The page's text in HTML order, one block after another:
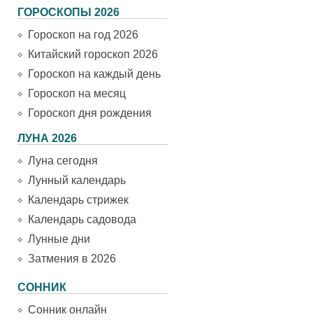
ГОРОСКОПЫ 2026
Гороскоп на год 2026
Китайский гороскоп 2026
Гороскоп на каждый день
Гороскоп на месяц
Гороскоп дня рождения
ЛУНА 2026
Луна сегодня
Лунный календарь
Календарь стрижек
Календарь садовода
Лунные дни
Затмения в 2026
СОННИК
Сонник онлайн